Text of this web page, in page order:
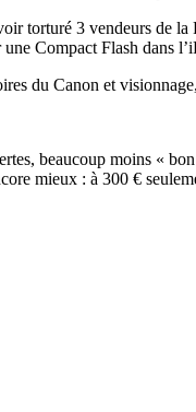
torturé 3 vendeurs de
Compact Flash dans
du Canon et
beaucoup moins «
mieux : à 300 €